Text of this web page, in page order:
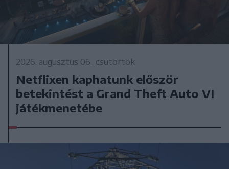
2026. augusztus 06., csütörtök
Netflixen kaphatunk először
betekintést a Grand Theft Auto VI
játékmenetébe